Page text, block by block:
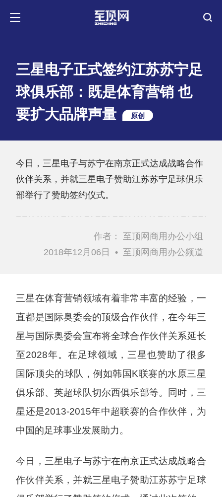
三星电子正式签约江苏苏宁足
球俱乐部：既是体育营销 也
要扩大品牌声量
原创
今日，三星电子与苏宁在南京正式达成战略合作
伙伴关系，并就三星电子赞助江苏苏宁足球俱乐
部举行了赞助签约仪式。
作者：
至顶网商用办公小组
2018年12月06日
• 至顶网商用办公频道
三星在体育营销领域有着非常丰富的经验，一
直都是国际奥委会的顶级合作伙伴，在今年三
星与国际奥委会宣布将全球合作伙伴关系延长
至2028年。在足球领域，三星也赞助了很多
国际顶尖的球队，例如韩国K联赛的水原三星
俱乐部、英超球队切尔西俱乐部等。同时，三
星还是2013-2015年中超联赛的合作伙伴，为
中国的足球事业发展助力。
今日，三星电子与苏宁在南京正式达成战略合
作伙伴关系，并就三星电子赞助江苏苏宁足球